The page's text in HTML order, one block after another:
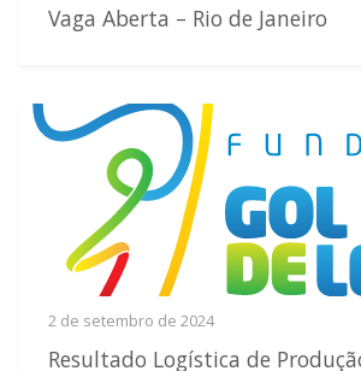
Vaga Aberta – Rio de Janeiro
2 de setembro de 2024
Resultado Logística de